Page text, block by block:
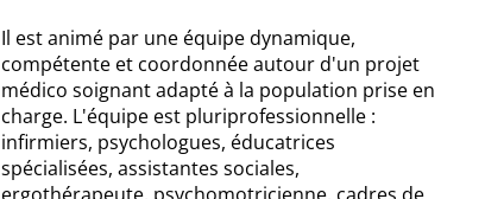
Il est animé par une équipe dynamique,
compétente et coordonnée autour d'un projet
médico soignant adapté à la population prise en
charge. L'équipe est pluriprofessionnelle :
infirmiers, psychologues, éducatrices
spécialisées, assistantes sociales,